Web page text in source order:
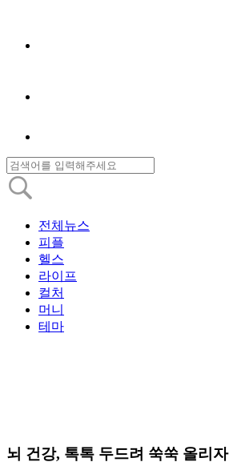
전체뉴스
피플
헬스
라이프
컬처
머니
테마
뇌 건강, 톡톡 두드려 쑥쑥 올리자